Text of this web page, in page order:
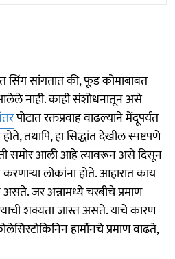
सिंग सांगतात की, फूड कोमाबाबत
नाही. काही संशोधनातून असे
पोटात रक्तप्रवाह वाढल्याने मेंदूपर्यंत
तथापि, हा सिद्धांत देखील स्पष्टपणे
समोर आली आहे त्यावरून असे दिसून
लोकांना होते. आहारात काय
जर अन्नामध्ये चरबीचे प्रमाण
शक्यता जास्त असते. याचे कारण
हार्मोनचे प्रमाण वाढते,